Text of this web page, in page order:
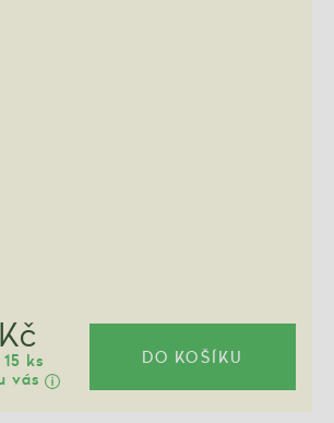
ks
vás
DO KOŠÍKU